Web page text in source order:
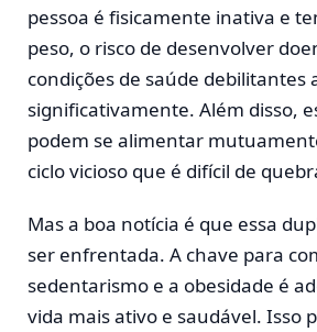
pessoa é fisicamente inativa e
peso, o risco de desenvolver
condições de saúde debilitantes
significativamente. Além disso,
podem se alimentar
ciclo vicioso que é difícil de
Mas a boa notícia é que essa
ser enfrentada. A chave para
sedentarismo e a obesidade é
vida mais ativo e saudável. Isso